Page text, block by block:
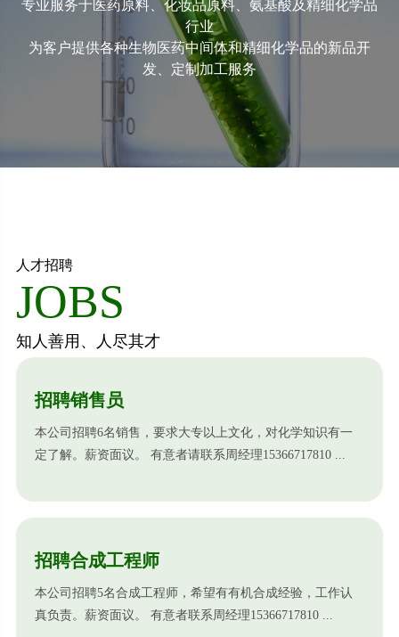
专业服务于医药原料、化妆品原料、氨基酸及精细化学品
行业
为客户提供各种生物医药中间体和精细化学品的新品开
发、定制加工服务
人才招聘
JOBS
知人善用、人尽其才
招聘销售员
本公司招聘6名销售，要求大专以上文化，对化学知识有一
定了解。薪资面议。 有意者请联系周经理15366717810 ...
招聘合成工程师
本公司招聘5名合成工程师，希望有有机合成经验，工作认
真负责。薪资面议。 有意者联系周经理15366717810 ...